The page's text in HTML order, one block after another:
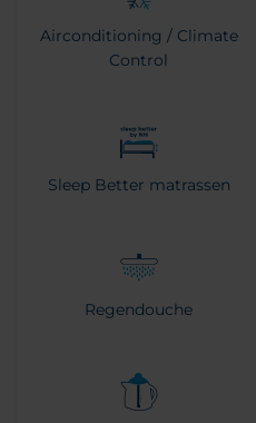
Airconditioning / Climate
Control
Sleep Better matrassen
Regendouche